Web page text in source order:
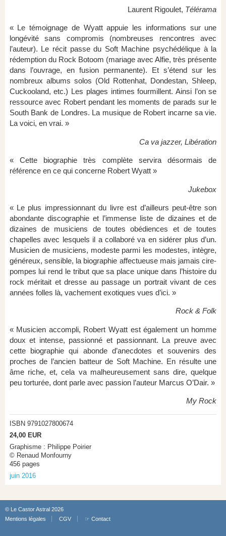
Laurent Rigoulet, Télérama
« Le témoignage de Wyatt appuie les informations sur une
longévité sans compromis (nombreuses rencontres avec
l’auteur). Le récit passe du Soft Machine psychédélique à la
rédemption du Rock Botoom (mariage avec Alfie, très présente
dans l’ouvrage, en fusion permanente). Et s’étend sur les
nombreux albums solos (Old Rottenhat, Dondestan, Shleep,
Cuckooland, etc.) Les plages intimes fourmillent. Ainsi l’on se
ressource avec Robert pendant les moments de parads sur le
South Bank de Londres. La musique de Robert incarne sa vie.
La voici, en vrai. »
Ca va jazzer, Libération
« Cette biographie très complète servira désormais de
référence en ce qui concerne Robert Wyatt »
Jukebox
« Le plus impressionnant du livre est d’ailleurs peut-être son
abondante discographie et l’immense liste de dizaines et de
dizaines de musiciens de toutes obédiences et de toutes
chapelles avec lesquels il a collaboré va en sidérer plus d’un.
Musicien de musiciens, modeste parmi les modestes, intègre,
généreux, sensible, la biographie affectueuse mais jamais cire-
pompes lui rend le tribut que sa place unique dans l’histoire du
rock méritait et dresse au passage un portrait vivant de ces
années folles là, vachement exotiques vues d’ici. »
Rock & Folk
« Musicien accompli, Robert Wyatt est également un homme
doux et intense, passionné et passionnant. La preuve avec
cette biographie qui abonde d’anecdotes et souvenirs des
proches de l’ancien batteur de Soft Machine. En résulte une
âme riche, et, cela va malheureusement sans dire, quelque
peu torturée, dont parle avec passion l’auteur Marcus O’Dair. »
My Rock
ISBN 9791027800674
24,00 EUR
Graphisme : Philippe Poirier
© Renaud Monfourny
456 pages
juin 2016
© Le Castor Astral 2026
Mentions légales
CGV ☞ Contact